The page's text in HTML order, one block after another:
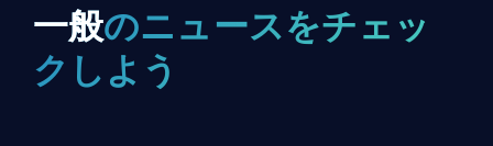
一般のニュースをチェッ
クしよう